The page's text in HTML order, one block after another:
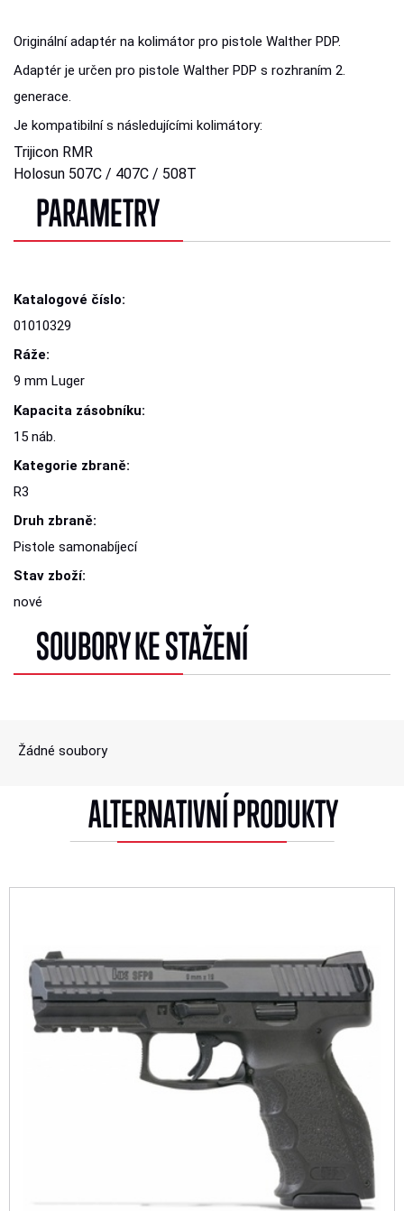
Originální adaptér na kolimátor pro pistole Walther PDP.
Adaptér je určen pro pistole Walther PDP s rozhraním 2.
generace.
Je kompatibilní s následujícími kolimátory:
Trijicon RMR
Holosun 507C / 407C / 508T
PARAMETRY
Katalogové číslo:
01010329
Ráže:
9 mm Luger
Kapacita zásobníku:
15 náb.
Kategorie zbraně:
R3
Druh zbraně:
Pistole samonabíjecí
Stav zboží:
nové
SOUBORY KE STAŽENÍ
Žádné soubory
ALTERNATIVNÍ PRODUKTY